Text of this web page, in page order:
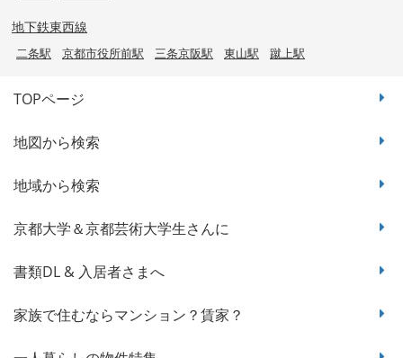
地下鉄東西線
二条駅 京都市役所前駅 三条京阪駅 東山駅 蹴上駅
TOPページ
地図から検索
地域から検索
京都大学＆京都芸術大学生さんに
書類DL & 入居者さまへ
家族で住むならマンション？賃家？